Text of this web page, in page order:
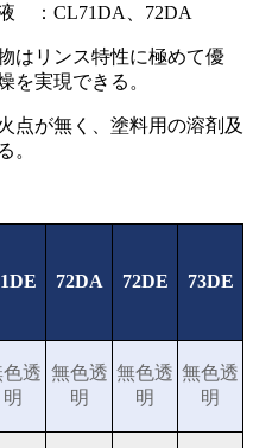
：CL71DA、72DA
はリンス特性に極めて優
を実現できる。
点が無く、塗料用の溶剤及
。
72DA 72DE 73DE
透
明
無色透
明
無色透
明
無色透
明